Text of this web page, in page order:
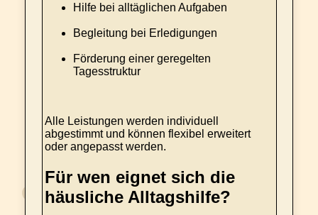
Hilfe bei alltäglichen Aufgaben
Begleitung bei Erledigungen
Förderung einer geregelten
Tagesstruktur
Alle Leistungen werden individuell
abgestimmt und können flexibel erweitert
oder angepasst werden.
Für wen eignet sich die
häusliche Alltagshilfe?